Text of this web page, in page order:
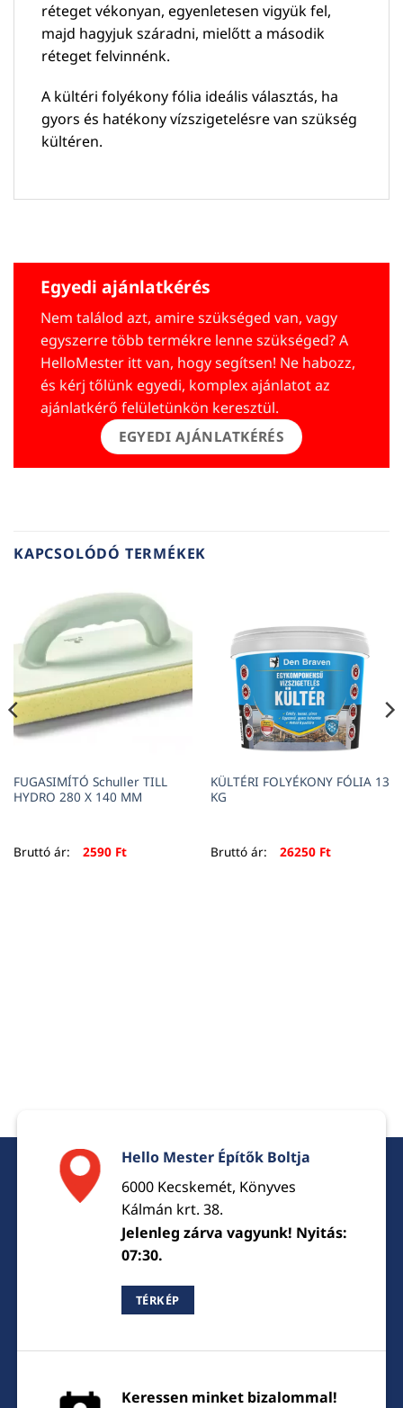
réteget vékonyan, egyenletesen vigyük fel,
majd hagyjuk száradni, mielőtt a második
réteget felvinnénk.
A kültéri folyékony fólia ideális választás, ha
gyors és hatékony vízszigetelésre van szükség
kültéren.
Egyedi ajánlatkérés
Nem találod azt, amire szükséged van, vagy
egyszerre több termékre lenne szükséged? A
HelloMester itt van, hogy segítsen! Ne habozz,
és kérj tőlünk egyedi, komplex ajánlatot az
ajánlatkérő felületünkön keresztül.
EGYEDI AJÁNLATKÉRÉS
KAPCSOLÓDÓ TERMÉKEK
FUGASIMÍTÓ Schuller TILL
HYDRO 280 X 140 MM
Bruttó ár: 2590 Ft
KÜLTÉRI FOLYÉKONY FÓLIA 13
KG
Bruttó ár: 26250 Ft
Hello Mester Építők Boltja
6000 Kecskemét, Könyves
Kálmán krt. 38.
Jelenleg zárva vagyunk! Nyitás:
07:30.
TÉRKÉP
Keressen minket bizalommal!